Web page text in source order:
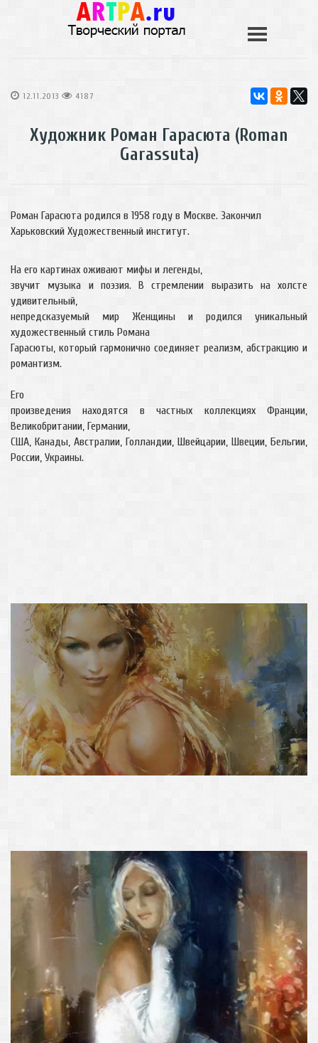
12.11.2013 4187
Художник Роман Гарасюта (Roman
Garassuta)
Роман Гарасюта родился в 1958 году в Москве. Закончил
Харьковский Художественный институт.
На его картинах оживают мифы и легенды,
звучит музыка и поэзия. В стремлении выразить на холсте
удивительный,
непредсказуемый мир Женщины и родился уникальный
художественный стиль Романа
Гарасюты, который гармонично соединяет реализм, абстракцию и
романтизм.
Его
произведения находятся в частных коллекциях Франции,
Великобритании, Германии,
США, Канады, Австралии, Голландии, Швейцарии, Швеции, Бельгии,
России, Украины.